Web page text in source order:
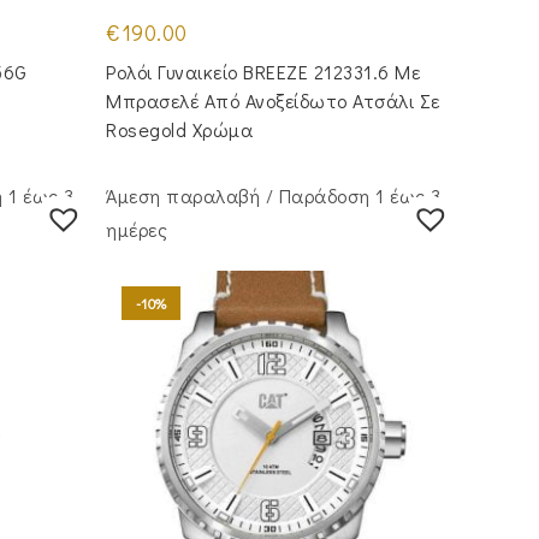
€190.00
Ρολόι Γυναικείο BREEZE 212331.6 Με
Μπρασελέ Από Ανοξείδωτο Ατσάλι Σε
Rosegold Χρώμα
έως 3
Άμεση παραλαβή / Παράδoση 1 έως 3
ημέρες
-10%